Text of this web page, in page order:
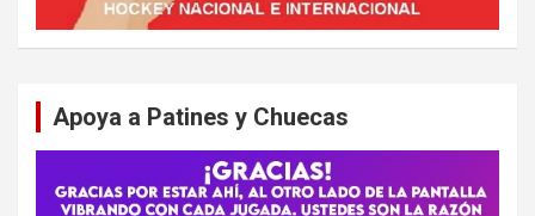
Apoya a Patines y Chuecas